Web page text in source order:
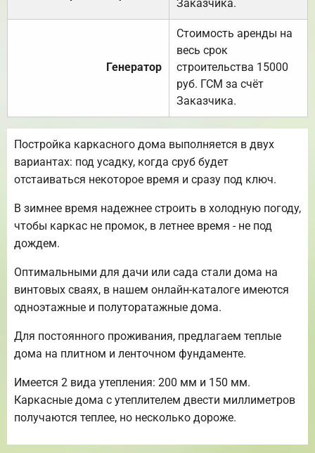
Заказчика.
Генератор
Стоимость аренды на
весь срок
строительства 15000
руб. ГСМ за счёт
Заказчика.
Постройка каркасного дома выполняется в двух
вариантах: под усадку, когда сруб будет
отстаиваться некоторое время и сразу под ключ.
В зимнее время надежнее строить в холодную погоду,
чтобы каркас не промок, в летнее время - не под
дождем.
Оптимальными для дачи или сада стали дома на
винтовых сваях, в нашем онлайн-каталоге имеются
одноэтажные и полуторатажные дома.
Для постоянного проживания, предлагаем теплые
дома на плитном и ленточном фундаменте.
Имеется 2 вида утепления: 200 мм и 150 мм.
Каркасные дома с утеплителем двести миллиметров
получаются теплее, но несколько дороже.